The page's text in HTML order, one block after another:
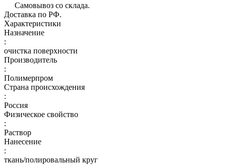
Самовывоз со склада.
Доставка по РФ.
Характеристики
Назначение
:
очистка поверхности
Производитель
:
Полимерпром
Страна происхождения
:
Россия
Физическое свойство
:
Раствор
Нанесение
:
ткань/полировальный круг